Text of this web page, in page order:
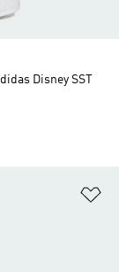
Disney SST